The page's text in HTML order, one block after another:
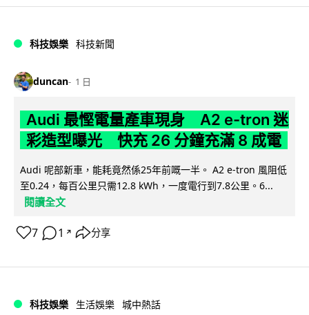
科技娛樂 科技新聞
duncan 1 日
Audi 最慳電量產車現身 A2 e-tron 迷
彩造型曝光 快充 26 分鐘充滿 8 成電
Audi 呢部新車，能耗竟然係25年前嘅一半。 A2 e-tron 風阻低
至0.24，每百公里只需12.8 kWh，一度電行到7.8公里。6...
閱讀全文
7 1 ↗ 分享
科技娛樂 生活娛樂 城中熱話